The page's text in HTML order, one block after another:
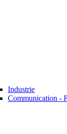
Industrie
Communication -